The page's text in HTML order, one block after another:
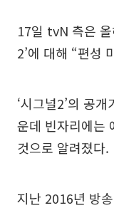
17일 tvN 측은 올
2’에 대해 “편성
‘시그널2’의 공
운데 빈자리에는
것으로 알려졌다.
지난 2016년 방